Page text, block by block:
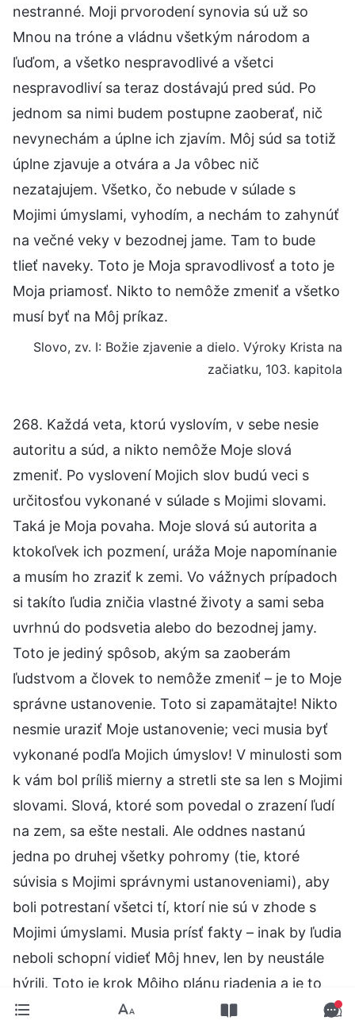
nestranné. Moji prvorodení synovia sú už so
Mnou na tróne a vládnu všetkým národom a
ľuďom, a všetko nespravodlivé a všetci
nespravodliví sa teraz dostávajú pred súd. Po
jednom sa nimi budem postupne zaoberať, nič
nevynechám a úplne ich zjavím. Môj súd sa totiž
úplne zjavuje a otvára a Ja vôbec nič
nezatajujem. Všetko, čo nebude v súlade s
Mojimi úmyslami, vyhodím, a nechám to zahynúť
na večné veky v bezodnej jame. Tam to bude
tlieť naveky. Toto je Moja spravodlivosť a toto je
Moja priamosť. Nikto to nemôže zmeniť a všetko
musí byť na Môj príkaz.
Slovo, zv. I: Božie zjavenie a dielo. Výroky Krista na
začiatku, 103. kapitola
268. Každá veta, ktorú vyslovím, v sebe nesie
autoritu a súd, a nikto nemôže Moje slová
zmeniť. Po vyslovení Mojich slov budú veci s
určitosťou vykonané v súlade s Mojimi slovami.
Taká je Moja povaha. Moje slová sú autorita a
ktokoľvek ich pozmení, uráža Moje napomínanie
a musím ho zraziť k zemi. Vo vážnych prípadoch
si takíto ľudia zničia vlastné životy a sami seba
uvrhnú do podsvetia alebo do bezodnej jamy.
Toto je jediný spôsob, akým sa zaoberám
ľudstvom a človek to nemôže zmeniť – je to Moje
správne ustanovenie. Toto si zapamätajte! Nikto
nesmie uraziť Moje ustanovenie; veci musia byť
vykonané podľa Mojich úmyslov! V minulosti som
k vám bol príliš mierny a stretli ste sa len s Mojimi
slovami. Slová, ktoré som povedal o zrazení ľudí
na zem, sa ešte nestali. Ale oddnes nastanú
jedna po druhej všetky pohromy (tie, ktoré
súvisia s Mojimi správnymi ustanoveniami), aby
boli potrestaní všetci tí, ktorí nie sú v zhode s
Mojimi úmyslami. Musia prísť fakty – inak by ľudia
neboli schopní vidieť Môj hnev, len by neustále
hýrili. Toto je krok Môjho plánu riadenia a je to
spôsob, ktorým vykonávam ďalší krok svojho